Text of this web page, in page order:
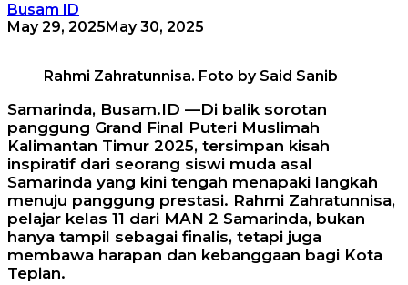
Busam ID
May 29, 2025 May 30, 2025
Rahmi Zahratunnisa. Foto by Said Sanib
Samarinda, Busam.ID —Di balik sorotan
panggung Grand Final Puteri Muslimah
Kalimantan Timur 2025, tersimpan kisah
inspiratif dari seorang siswi muda asal
Samarinda yang kini tengah menapaki langkah
menuju panggung prestasi. Rahmi Zahratunnisa,
pelajar kelas 11 dari MAN 2 Samarinda, bukan
hanya tampil sebagai finalis, tetapi juga
membawa harapan dan kebanggaan bagi Kota
Tepian.